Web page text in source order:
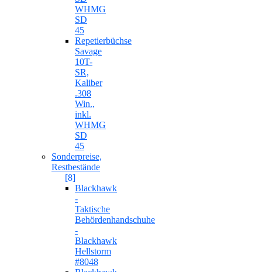
WHMG
SD
45
Repetierbüchse
Savage
10T-
SR,
Kaliber
.308
Win.,
inkl.
WHMG
SD
45
Sonderpreise,
Restbestände
[8]
Blackhawk
-
Taktische
Behördenhandschuhe
-
Blackhawk
Hellstorm
#8048